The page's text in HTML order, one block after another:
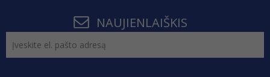
NAUJIENLAIŠKIS